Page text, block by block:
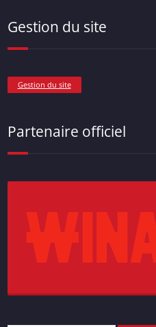
Gestion du site
Gestion du site
Partenaire officiel